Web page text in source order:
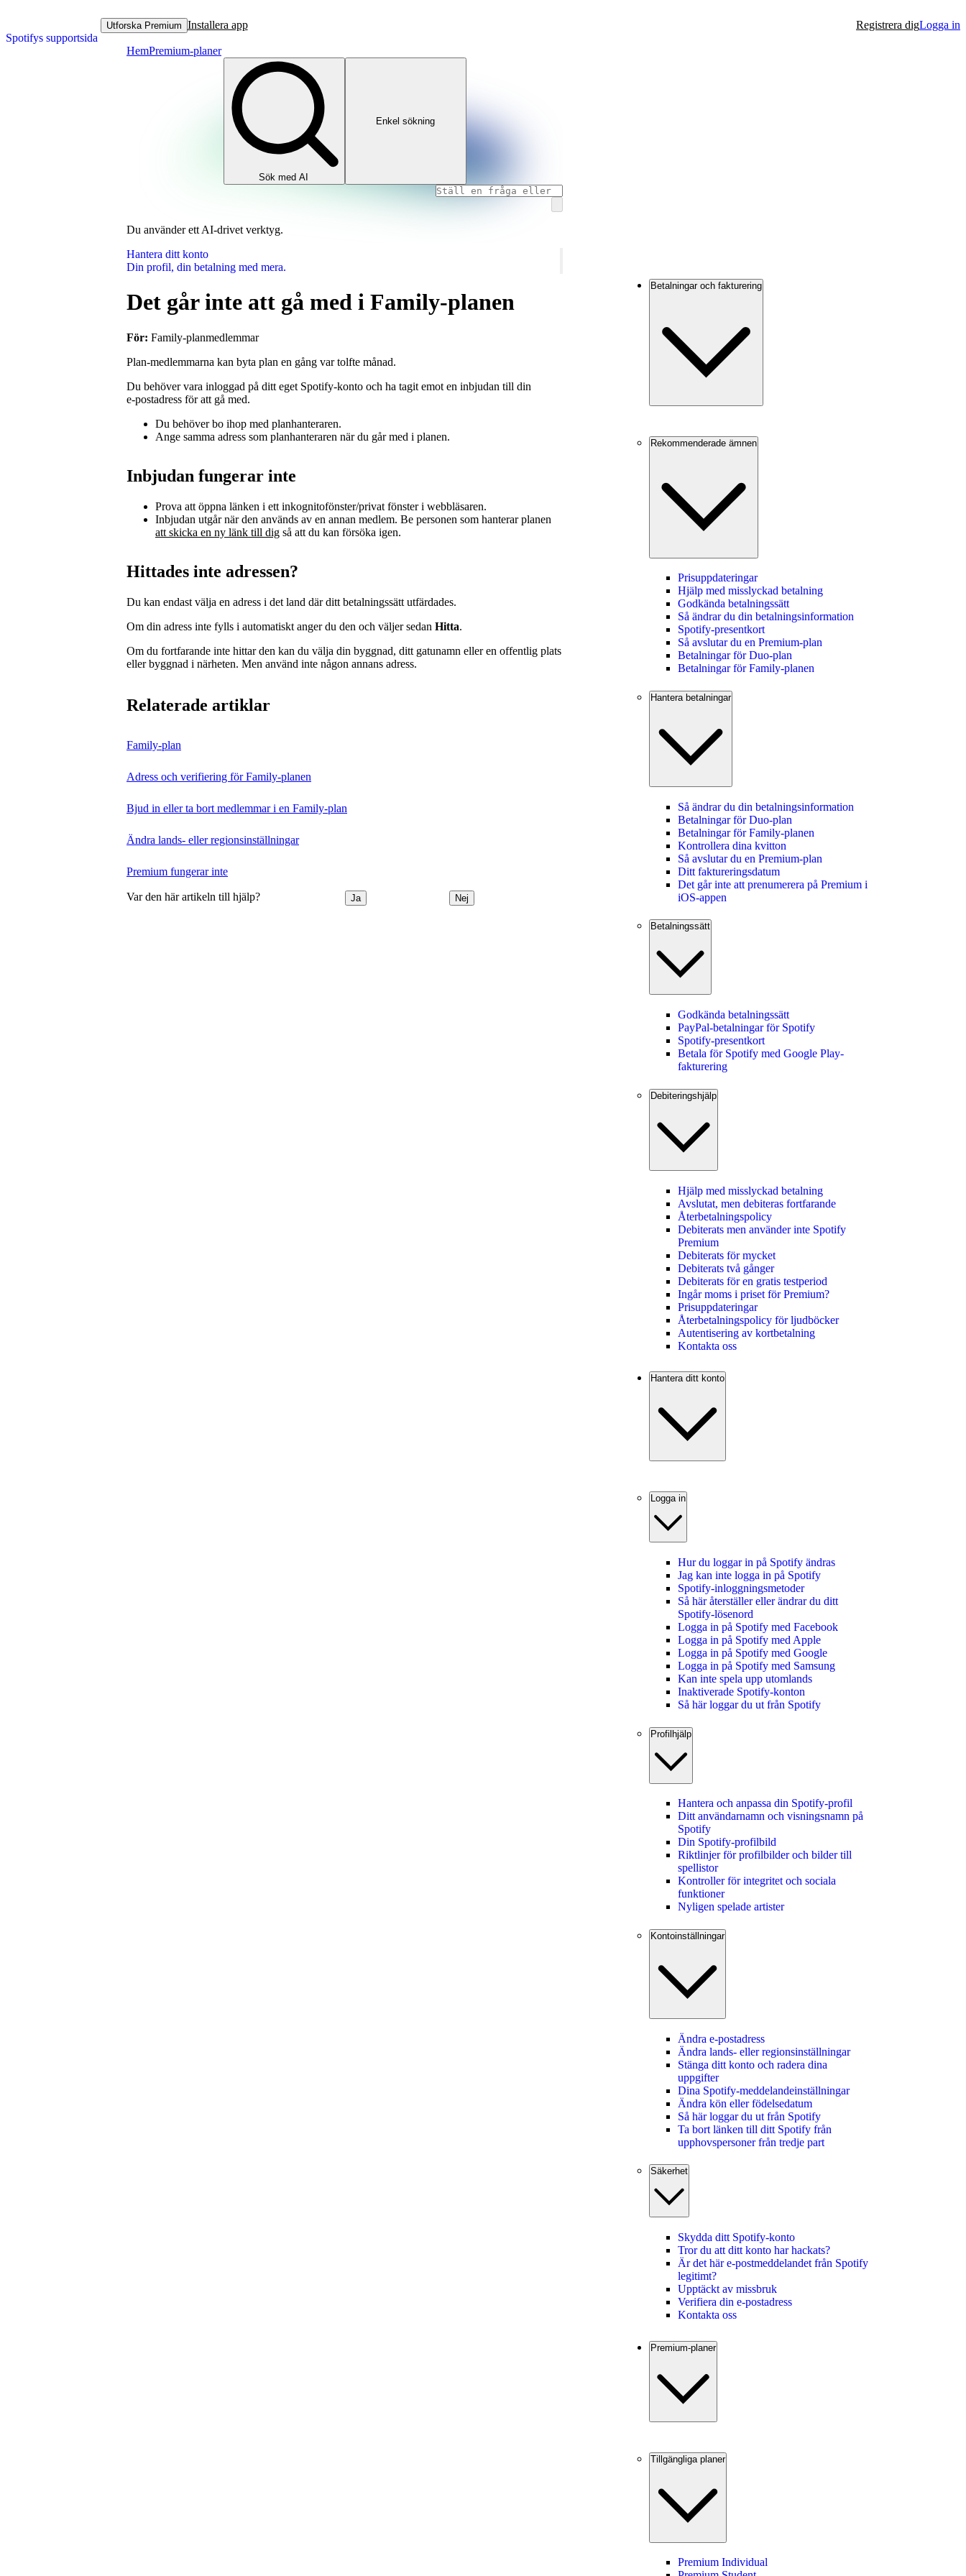
Spotifys supportsida
Utforska Premium Installera app Registrera digLogga in
HemPremium-planer
Sök med AI
Enkel sökning
Du använder ett AI‑drivet verktyg.
Hantera ditt konto
Din profil, din betalning med mera.
Det går inte att gå med i Family‑planen
För: Family‑planmedlemmar
Plan‑medlemmarna kan byta plan en gång var tolfte månad.
Du behöver vara inloggad på ditt eget Spotify‑konto och ha tagit emot en inbjudan till din
e‑postadress för att gå med.
Du behöver bo ihop med planhanteraren.
Ange samma adress som planhanteraren när du går med i planen.
Inbjudan fungerar inte
Prova att öppna länken i ett inkognitofönster/privat fönster i webbläsaren.
Inbjudan utgår när den används av en annan medlem. Be personen som hanterar planen
att skicka en ny länk till dig så att du kan försöka igen.
Hittades inte adressen?
Du kan endast välja en adress i det land där ditt betalningssätt utfärdades.
Om din adress inte fylls i automatiskt anger du den och väljer sedan Hitta.
Om du fortfarande inte hittar den kan du välja din byggnad, ditt gatunamn eller en offentlig plats
eller byggnad i närheten. Men använd inte någon annans adress.
Relaterade artiklar
Family-plan
Adress och verifiering för Family-planen
Bjud in eller ta bort medlemmar i en Family-plan
Ändra lands‑ eller regionsinställningar
Premium fungerar inte
Var den här artikeln till hjälp? Ja Nej
Betalningar och fakturering
Rekommenderade ämnen
Prisuppdateringar
Hjälp med misslyckad betalning
Godkända betalningssätt
Så ändrar du din betalningsinformation
Spotify-presentkort
Så avslutar du en Premium‑plan
Betalningar för Duo-plan
Betalningar för Family-planen
Hantera betalningar
Så ändrar du din betalningsinformation
Betalningar för Duo-plan
Betalningar för Family-planen
Kontrollera dina kvitton
Så avslutar du en Premium‑plan
Ditt faktureringsdatum
Det går inte att prenumerera på Premium i
iOS-appen
Betalningssätt
Godkända betalningssätt
PayPal-betalningar för Spotify
Spotify-presentkort
Betala för Spotify med Google Play-
fakturering
Debiteringshjälp
Hjälp med misslyckad betalning
Avslutat, men debiteras fortfarande
Återbetalningspolicy
Debiterats men använder inte Spotify
Premium
Debiterats för mycket
Debiterats två gånger
Debiterats för en gratis testperiod
Ingår moms i priset för Premium?
Prisuppdateringar
Återbetalningspolicy för ljudböcker
Autentisering av kortbetalning
Kontakta oss
Hantera ditt konto
Logga in
Hur du loggar in på Spotify ändras
Jag kan inte logga in på Spotify
Spotify-inloggningsmetoder
Så här återställer eller ändrar du ditt
Spotify‑lösenord
Logga in på Spotify med Facebook
Logga in på Spotify med Apple
Logga in på Spotify med Google
Logga in på Spotify med Samsung
Kan inte spela upp utomlands
Inaktiverade Spotify-konton
Så här loggar du ut från Spotify
Profilhjälp
Hantera och anpassa din Spotify-profil
Ditt användarnamn och visningsnamn på
Spotify
Din Spotify-profilbild
Riktlinjer för profilbilder och bilder till
spellistor
Kontroller för integritet och sociala
funktioner
Nyligen spelade artister
Kontoinställningar
Ändra e-postadress
Ändra lands‑ eller regionsinställningar
Stänga ditt konto och radera dina
uppgifter
Dina Spotify-meddelandeinställningar
Ändra kön eller födelsedatum
Så här loggar du ut från Spotify
Ta bort länken till ditt Spotify från
upphovspersoner från tredje part
Säkerhet
Skydda ditt Spotify-konto
Tror du att ditt konto har hackats?
Är det här e-postmeddelandet från Spotify
legitimt?
Upptäckt av missbruk
Verifiera din e-postadress
Kontakta oss
Premium-planer
Tillgängliga planer
Premium Individual